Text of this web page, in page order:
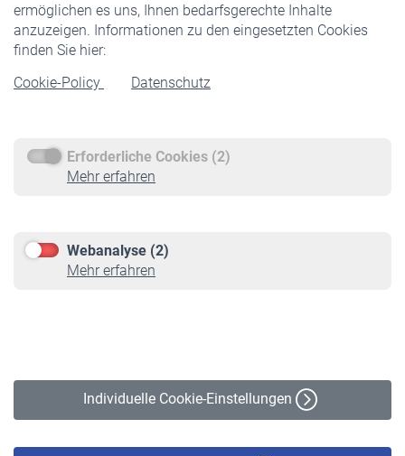
ermöglichen es uns, Ihnen bedarfsgerechte Inhalte
anzuzeigen. Informationen zu den eingesetzten Cookies
finden Sie hier:
Cookie-Policy
Datenschutz
Erforderliche Cookies (2)
Mehr erfahren
Webanalyse (2)
Mehr erfahren
Individuelle Cookie-Einstellungen
Rentner
Rentenbeginn
Rente beantragen
Service
Informationen
Online-Rechner
VBLnewsletter
Erklärung zur Barrierefreiheit